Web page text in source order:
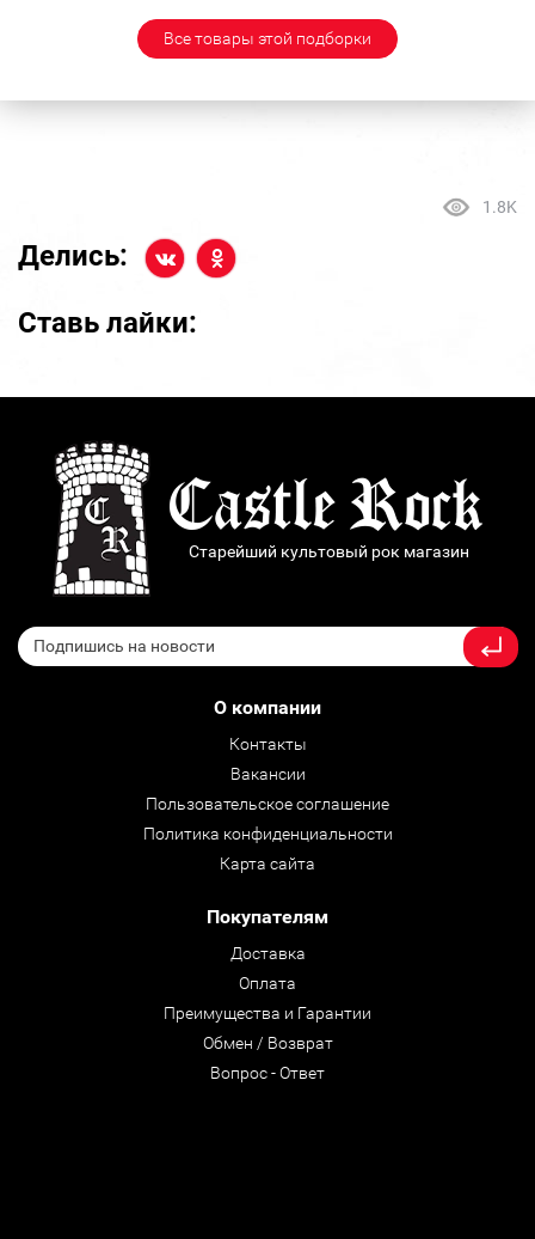
Все товары этой подборки
1.8K
Делись:
Ставь лайки:
Старейший культовый рок магазин
О компании
Контакты
Вакансии
Пользовательское соглашение
Политика конфиденциальности
Карта сайта
Покупателям
Доставка
Оплата
Преимущества и Гарантии
Обмен / Возврат
Вопрос - Ответ